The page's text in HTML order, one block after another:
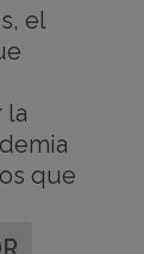
el
la
que